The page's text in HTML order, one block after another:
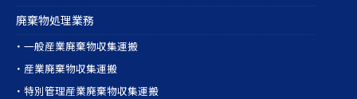
廃棄物処理業務
・ 一般産業廃棄物収集運搬
・ 産業廃棄物収集運搬
・ 特別管理産業廃棄物収集運搬